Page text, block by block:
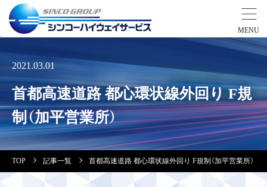
営業拠点
会社案内・実績紹介
2021.03.01
首都高速道路 都心環状線外回り F規
制（加平営業所）
TOP 記事一覧 首都高速道路 都心環状線外回り F規制（加平営業所）